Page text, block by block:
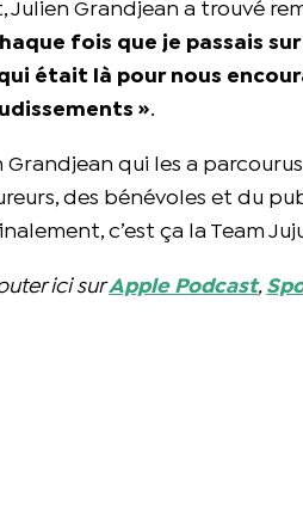
Julien Grandjean a trouvé
fois que je passais
était là pour nous
».
Grandjean qui les a
des bénévoles et du
c’est ça la Team
ici surApple Podcast,